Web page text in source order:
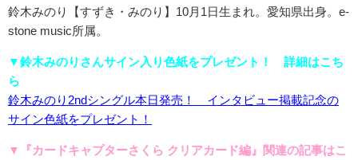
鈴木みのり【すずき・みのり】10月1日生まれ。愛知県出身。e-
stone music所属。
▼鈴木みのりさんサイン入り色紙をプレゼント！ 詳細はこち
ら
鈴木みのり2ndシングル本日発売！ インタビュー掲載記念の
サイン色紙をプレゼント！
▼『カードキャプターさくら クリアカード編』関連の記事はこ